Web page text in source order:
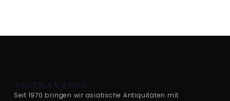
ASIATIKA VIENNA
Seit 1970 bringen wir asiatische Antiquitäten mit